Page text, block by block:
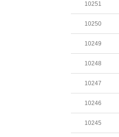
10251
10250
10249
10248
10247
10246
10245